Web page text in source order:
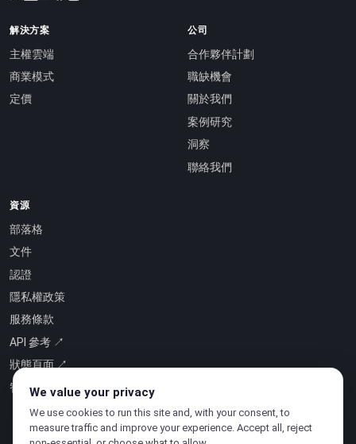
解決方案
主權雲端
商業模式
定價
公司
合作夥伴計劃
職缺機會
關於我們
案例研究
洞察
聯絡我們
資源
部落格
文件
認證
隱私權政策
服務條款
API 參考 ↗
狀態頁面 ↗
智慧即服務 ↗
We value your privacy
We use cookies to run this site and, with your consent, to
measure traffic and improve your experience. Accept all, reject